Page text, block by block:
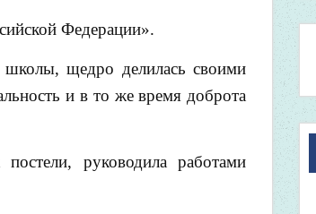
Федерации».
школы, щедро делилась своими
и в то же время доброта
руководила работами